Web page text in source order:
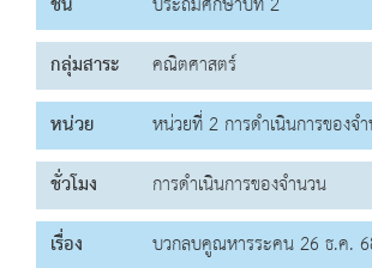
กลุ่มสาระ
คณิตศาสตร์
หน่วย
หน่วยที่ 2 การดำเนินการของจ
ชั่วโมง
การดำเนินการของจำนวน
เรื่อง
บวกลบคูณหารระคน 26 ธ.ค.